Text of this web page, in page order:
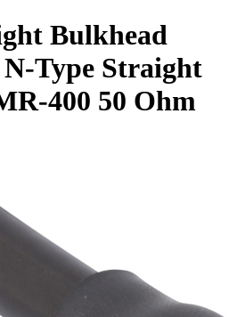
Bulkhead
Type Straight
400 50 Ohm